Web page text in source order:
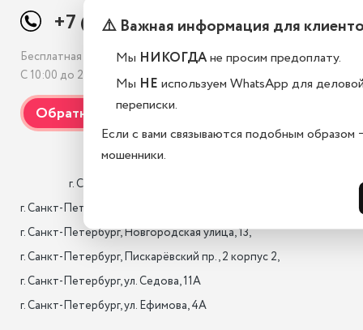
+7 (812) 507-69-38
Бесплатная консультация
С 10:00 до 21:00, без выходных
г. Санкт-Петербург, 17-я лин. B.O., 22,
г. Санкт-Петербург, Новгородская улица, 13,
г. Санкт-Петербург, Пискарёвский пр., 2 корпус 2,
г. Санкт-Петербург, ул. Седова, 11А
г. Санкт-Петербург, ул. Ефимова, 4А
⚠️ Важная информация для
Мы НИКОГДАне просим предоплату.
Мы НЕ используем WhatsApp для
переписки.
Если с вами связываются подобным образом
мошенники.